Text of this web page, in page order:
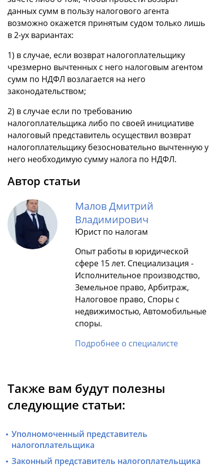
данных сумм в пользу налогового агента
возможно окажется принятым судом только лишь
в 2-ух вариантах:
1) в случае, если возврат налогоплательщику
чрезмерно вычтенных с него налоговым агентом
сумм по НДФЛ возлагается на него
законодательством;
2) в случае если по требованию
налогоплательщика либо по своей инициативе
налоговый представитель осуществил возврат
налогоплательщику безосновательно вычтенную у
него необходимую сумму налога по НДФЛ.
Автор статьи
Малов Дмитрий
Владимирович
Юрист по налогам
Опыт работы в юридической
сфере 15 лет. Специализация -
Исполнительное производство,
Земельное право, Арбитраж,
Налоговое право, Споры с
недвижимостью, Автомобильные
споры.
Подробнее о специалисте
Также вам будут полезны
следующие статьи:
Уполномоченный представитель
налогоплательщика
Законный представитель налогоплательщика